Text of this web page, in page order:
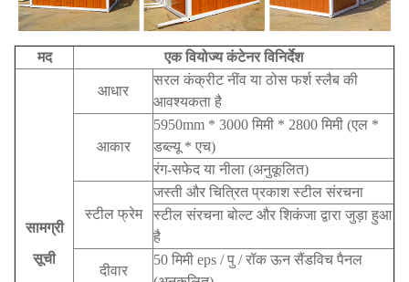
मद एक वियोज्य कंटेनर विनिर्देश
सामग्री
सूची
आधार
सरल कंक्रीट नींव या ठोस फर्श स्लैब की
आवश्यकता है
आकार
5950mm * 3000 मिमी * 2800 मिमी (एल *
डब्ल्यू * एच)
रंग-सफेद या नीला (अनुकूलित)
स्टील फ्रेम
जस्ती और चित्रित प्रकाश स्टील संरचना
स्टील संरचना बोल्ट और शिकंजा द्वारा जुड़ा हुआ
है
दीवार
50 मिमी eps / पु / रॉक ऊन सैंडविच पैनल